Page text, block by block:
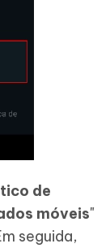
de
móveis"
seguida,